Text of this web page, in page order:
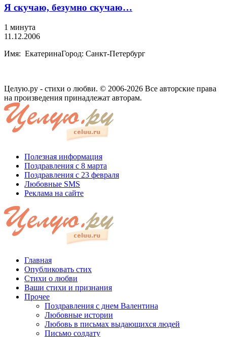
Я скучаю, безумно скучаю…
1 минута
11.12.2006
Имя: ЕкатеринаГород: Санкт-Петербург
Целую.ру - стихи о любви. © 2006-2026 Все авторские права
на произведения принадлежат авторам.
Полезная информация
Поздравления с 8 марта
Поздравления с 23 февраля
Любовные SMS
Реклама на сайте
Главная
Опубликовать стих
Стихи о любви
Ваши стихи и признания
Прочее
Поздравления с днем Валентина
Любовные истории
Любовь в письмах выдающихся людей
Письмо солдату